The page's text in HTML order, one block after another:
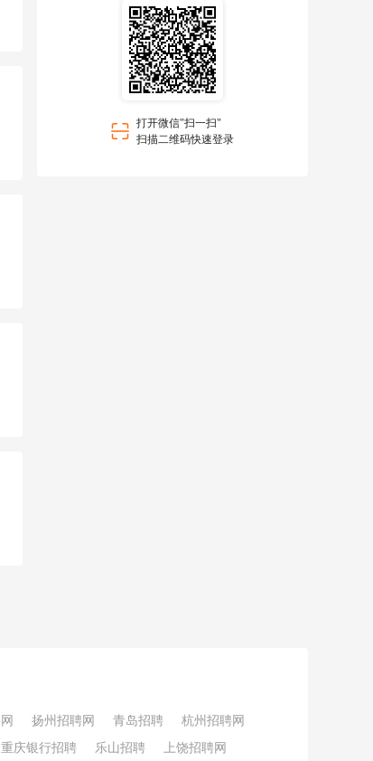
打开微信"扫一扫"
扫描二维码快速登录
扬州招聘网 青岛招聘
杭州招聘网
重庆银行招聘 乐山招聘 上饶招聘网